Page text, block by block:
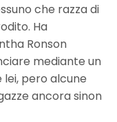
che razza di
Ha
Ronson
mediante un
pero alcune
ancora sinon